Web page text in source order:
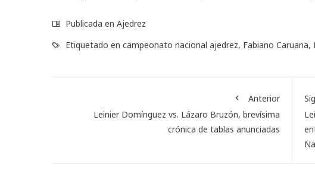
Publicada en Ajedrez
Etiquetado en campeonato nacional ajedrez, Fabiano Caruana,
Anterior
Leinier Domínguez vs. Lázaro Bruzón, brevísima
crónica de tablas anunciadas